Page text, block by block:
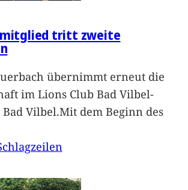
tritt zweite
übernimmt erneut die
im Lions Club Bad Vilbel-
Vilbel.Mit dem Beginn des